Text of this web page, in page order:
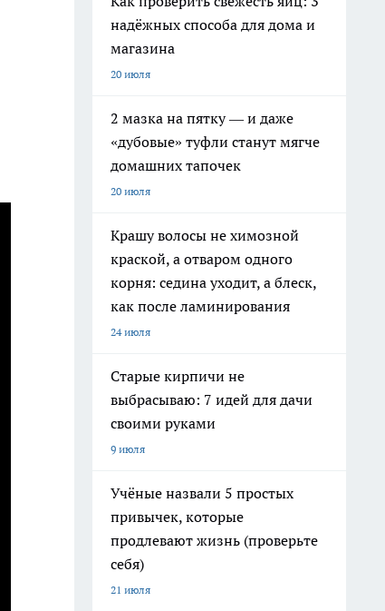
надёжных способа для дома и
магазина
20 июля
2 мазка на пятку — и даже
«дубовые» туфли станут мягче
домашних тапочек
20 июля
Крашу волосы не химозной
краской, а отваром одного
корня: седина уходит, а блеск,
как после ламинирования
24 июля
Старые кирпичи не
выбрасываю: 7 идей для дачи
своими руками
9 июля
Учёные назвали 5 простых
привычек, которые
продлевают жизнь (проверьте
себя)
21 июля